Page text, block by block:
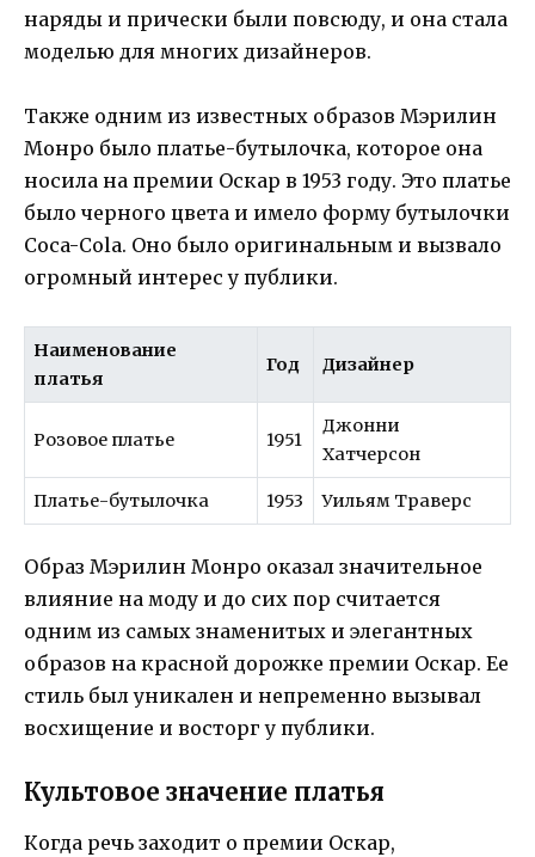
наряды и прически были повсюду, и она стала
моделью для многих дизайнеров.
Также одним из известных образов Мэрилин
Монро было платье-бутылочка, которое она
носила на премии Оскар в 1953 году. Это платье
было черного цвета и имело форму бутылочки
Coca-Cola. Оно было оригинальным и вызвало
огромный интерес у публики.
Наименование
платья
Год Дизайнер
Розовое платье 1951
Джонни
Хатчерсон
Платье-бутылочка 1953 Уильям Траверс
Образ Мэрилин Монро оказал значительное
влияние на моду и до сих пор считается
одним из самых знаменитых и элегантных
образов на красной дорожке премии Оскар. Ее
стиль был уникален и непременно вызывал
восхищение и восторг у публики.
Культовое значение платья
Когда речь заходит о премии Оскар,